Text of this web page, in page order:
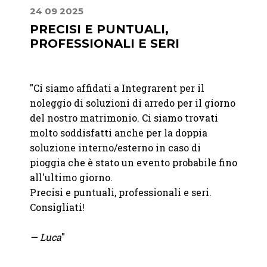
24 09 2025
PRECISI E PUNTUALI,
PROFESSIONALI E SERI
"Ci siamo affidati a Integrarent per il
noleggio di soluzioni di arredo per il giorno
del nostro matrimonio. Ci siamo trovati
molto soddisfatti anche per la doppia
soluzione interno/esterno in caso di
pioggia che è stato un evento probabile fino
all'ultimo giorno.
Precisi e puntuali, professionali e seri.
Consigliati!
— Luca"